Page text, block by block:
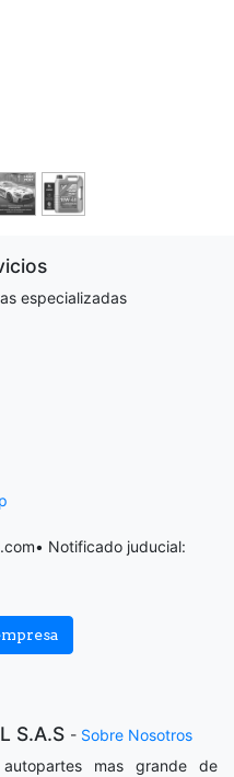
especializadas
• Notificado juducial:
S.A.S - Sobre Nosotros
mas grande de